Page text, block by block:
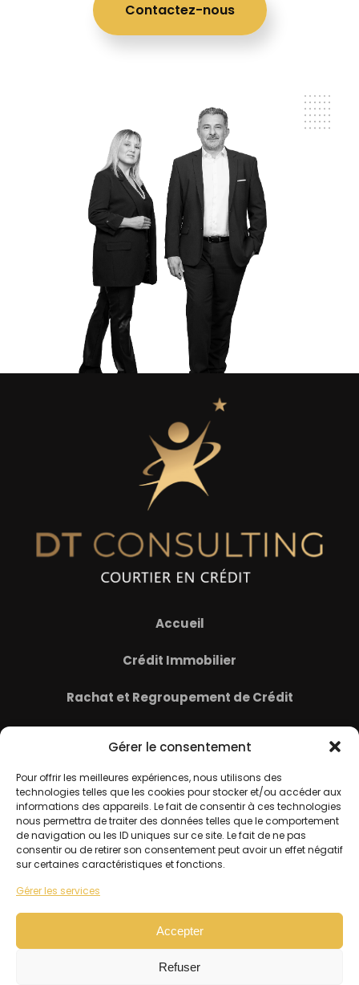
Gérer le consentement
Pour offrir les meilleures expériences, nous utilisons des
technologies telles que les cookies pour stocker et/ou accéder aux
informations des appareils. Le fait de consentir à ces technologies
nous permettra de traiter des données telles que le comportement
de navigation ou les ID uniques sur ce site. Le fait de ne pas
consentir ou de retirer son consentement peut avoir un effet négatif
sur certaines caractéristiques et fonctions.
Gérer les services
Accepter
Refuser
Contact
contact@dtconsulting66.com
Contactez-nous
Accueil
Crédit Immobilier
Rachat et Regroupement de Crédit
Contact
Actualités
Politique de confidentialité
Laissez un avis